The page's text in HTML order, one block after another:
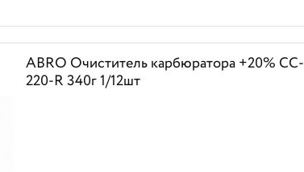
ABRO Очиститель карбюратора +20% CC-
220-R 340г 1/12шт